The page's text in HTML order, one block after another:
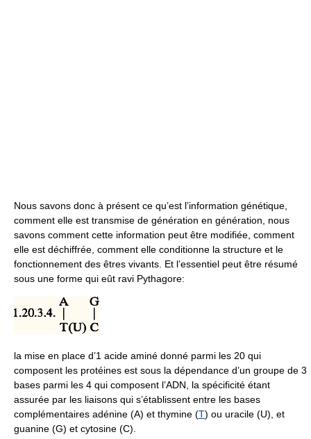
Nous savons donc à présent ce qu’est l’information génétique,
comment elle est transmise de génération en génération, nous
savons comment cette information peut être modifiée, comment
elle est déchiffrée, comment elle conditionne la structure et le
fonctionnement des êtres vivants. Et l’essentiel peut être résumé
sous une forme qui eût ravi Pythagore:
la mise en place d’1 acide aminé donné parmi les 20 qui
composent les protéines est sous la dépendance d’un groupe de 3
bases parmi les 4 qui composent l’ADN, la spécificité étant
assurée par les liaisons qui s’établissent entre les bases
complémentaires adénine (A) et thymine (T) ou uracile (U), et
guanine (G) et cytosine (C).